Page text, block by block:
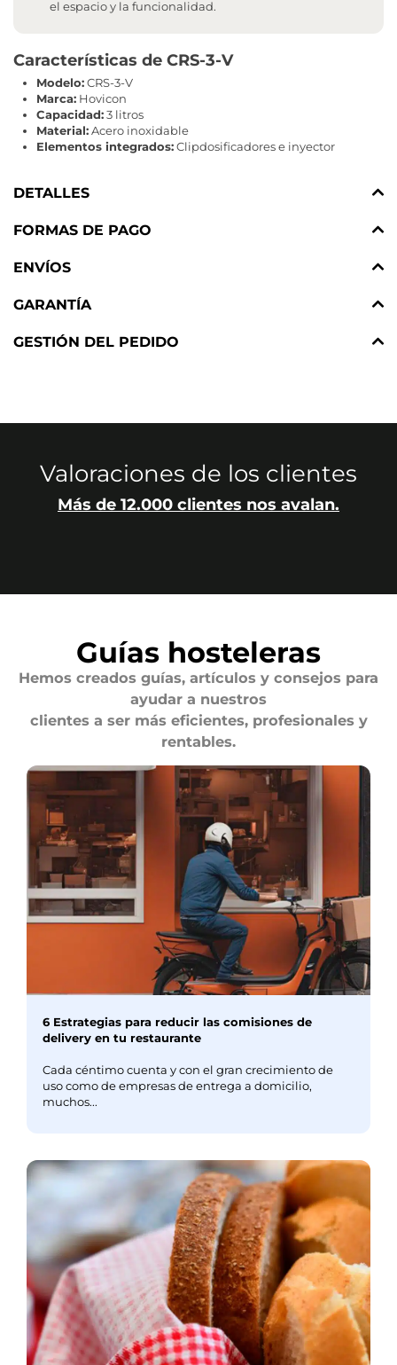
el espacio y la funcionalidad.
Características de CRS-3-V
Modelo:CRS-3-V
Marca: Hovicon
Capacidad:3 litros
Material:Acero inoxidable
Elementos integrados:Clipdosificadores e inyector
DETALLES
FORMAS DE PAGO
ENVÍOS
GARANTÍA
GESTIÓN DEL PEDIDO
Valoraciones de los clientes
Más de 12.000 clientes nos avalan.
Guías hosteleras
Hemos creados guías, artículos y consejos para
ayudar a nuestros
clientes a ser más eficientes, profesionales y
rentables.
6 Estrategias para reducir las comisiones de
delivery en tu restaurante
Cada céntimo cuenta y con el gran crecimiento de
uso como de empresas de entrega a domicilio,
muchos...